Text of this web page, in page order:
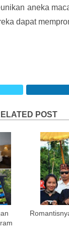
aneka
dapat
POST